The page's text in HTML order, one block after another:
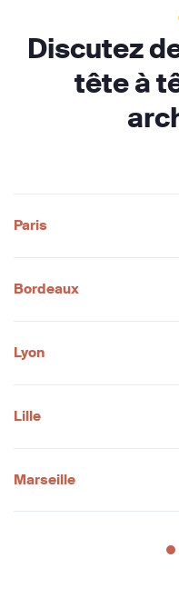
Discutez
tête à
Paris
Bordeaux
Lyon
Lille
Marseille